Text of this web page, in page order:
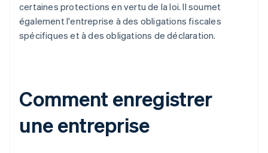
certaines protections en vertu de la loi. Il soumet
également l'entreprise à des obligations fiscales
spécifiques et à des obligations de déclaration.
Comment enregistrer
une entreprise